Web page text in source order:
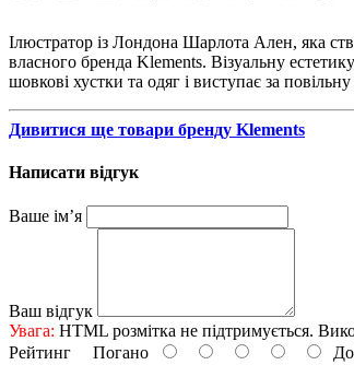
Ілюстратор із Лондона Шарлота Ален, яка
власного бренда Klements. Візуальну
шовкові хустки та одяг і виступає за
Дивитися ще товари бренду Klements
Написати відгук
Ваше ім’я
Ваш відгук
Увага: HTML розмітка не підтримується.
Рейтинг Погано